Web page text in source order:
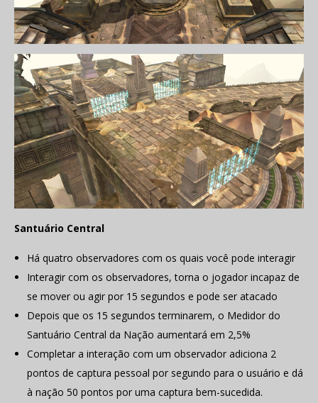
Santuário Central
Há quatro observadores com os quais você pode interagir
Interagir com os observadores, torna o jogador incapaz de
se mover ou agir por 15 segundos e pode ser atacado
Depois que os 15 segundos terminarem, o Medidor do
Santuário Central da Nação aumentará em 2,5%
Completar a interação com um observador adiciona 2
pontos de captura pessoal por segundo para o usuário e dá
à nação 50 pontos por uma captura bem-sucedida.